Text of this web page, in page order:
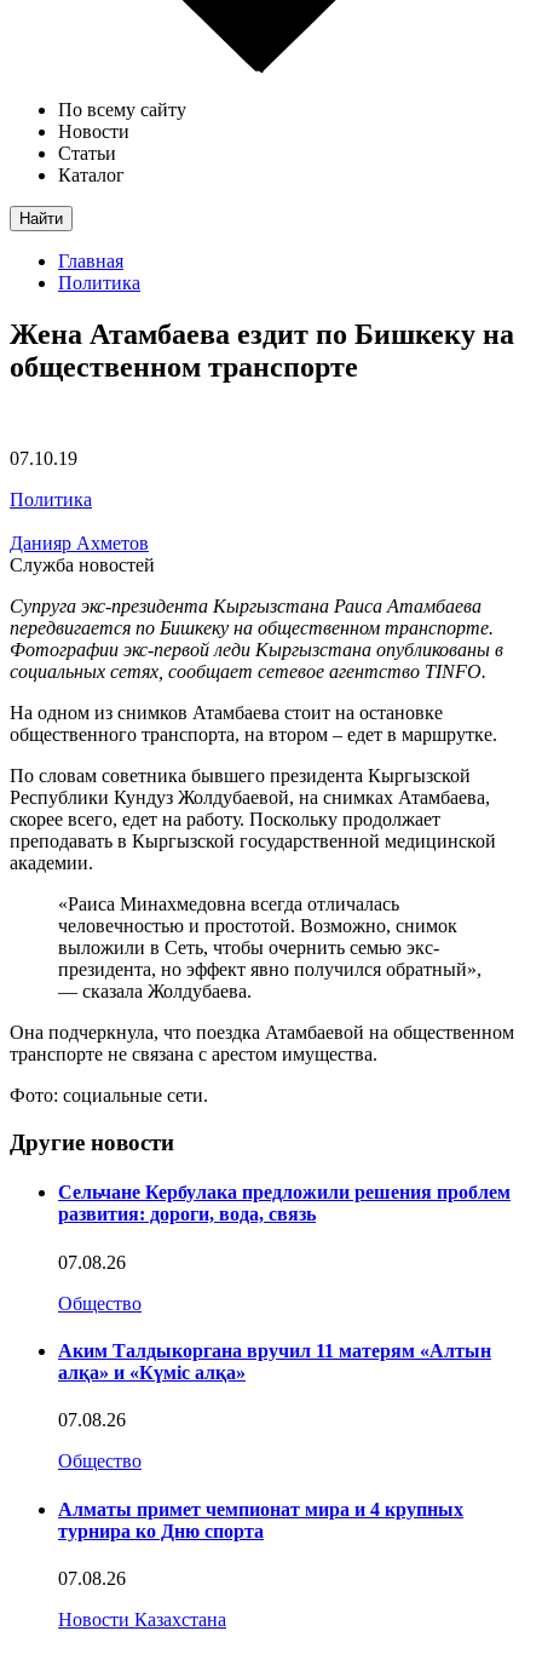
По всему сайту
Новости
Статьи
Каталог
Найти
Главная
Политика
Жена Атамбаева ездит по Бишкеку на
общественном транспорте
07.10.19
Политика
Данияр Ахметов
Служба новостей
Супруга экс-президента Кыргызстана Раиса Атамбаева
передвигается по Бишкеку на общественном транспорте.
Фотографии экс-первой леди Кыргызстана опубликованы в
социальных сетях, сообщает сетевое агентство TINFO.
На одном из снимков Атамбаева стоит на остановке
общественного транспорта, на втором – едет в маршрутке.
По словам советника бывшего президента Кыргызской
Республики Кундуз Жолдубаевой, на снимках Атамбаева,
скорее всего, едет на работу. Поскольку продолжает
преподавать в Кыргызской государственной медицинской
академии.
«Раиса Минахмедовна всегда отличалась
человечностью и простотой. Возможно, снимок
выложили в Сеть, чтобы очернить семью экс-
президента, но эффект явно получился обратный»,
— сказала Жолдубаева.
Она подчеркнула, что поездка Атамбаевой на общественном
транспорте не связана с арестом имущества.
Фото: социальные сети.
Другие новости
Сельчане Кербулака предложили решения проблем
развития: дороги, вода, связь
07.08.26
Общество
Аким Талдыкоргана вручил 11 матерям «Алтын
алқа» и «Күміс алқа»
07.08.26
Общество
Алматы примет чемпионат мира и 4 крупных
турнира ко Дню спорта
07.08.26
Новости Казахстана